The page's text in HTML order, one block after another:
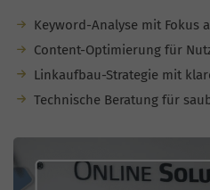
Keyword-Analyse mit Fokus
Content-Optimierung für
Linkaufbau-Strategie mit
Technische Beratung für